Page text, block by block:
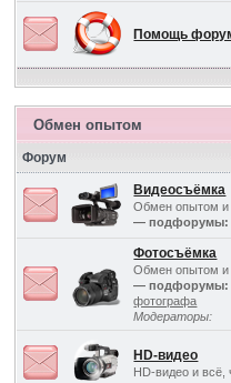
Помощь
Обмен опытом
Форум
Видеосъёмка
Обмен опытом и
— подфорумы:
Фотосъёмка
Обмен опытом и
— подфорумы:
фотографа
Модераторы:
HD-видео
HD-видео и всё,